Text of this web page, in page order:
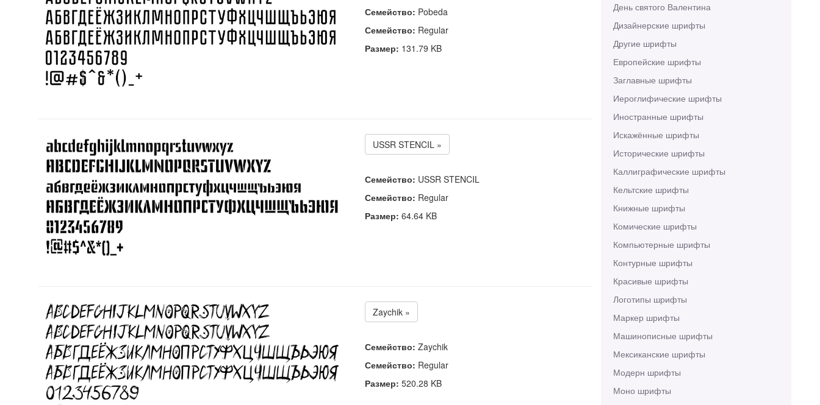
День святого Валентина
Дизайнерские шрифты
Другие шрифты
Европейские шрифты
Заглавные шрифты
Иероглифические шрифты
Иностранные шрифты
Искажённые шрифты
Исторические шрифты
Каллиграфические шрифты
Кельтские шрифты
Книжные шрифты
Комические шрифты
Компьютерные шрифты
Контурные шрифты
Красивые шрифты
Логотипы шрифты
Маркер шрифты
Машинописные шрифты
Мексиканские шрифты
Модерн шрифты
Моно шрифты
Семейство: Pobeda
Семейство: Regular
Размер: 131.79 KB
USSR STENCIL »
Семейство: USSR STENCIL
Семейство: Regular
Размер: 64.64 KB
Zaychik »
Семейство: Zaychik
Семейство: Regular
Размер: 520.28 KB